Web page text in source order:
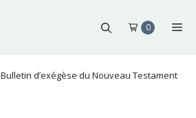
0
Bulletin d’exégèse du Nouveau Testament